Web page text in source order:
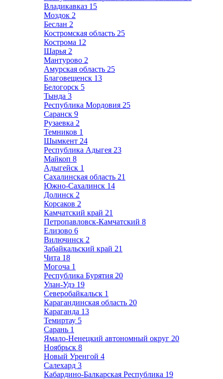
Владикавказ 15
Моздок 2
Беслан 2
Костромская область 25
Кострома 12
Шарья 2
Мантурово 2
Амурская область 25
Благовещенск 13
Белогорск 5
Тында 3
Республика Мордовия 25
Саранск 9
Рузаевка 2
Темников 1
Шымкент 24
Республика Адыгея 23
Майкоп 8
Адыгейск 1
Сахалинская область 21
Южно-Сахалинск 14
Долинск 2
Корсаков 2
Камчатский край 21
Петропавловск-Камчатский 8
Елизово 6
Вилючинск 2
Забайкальский край 21
Чита 18
Могоча 1
Республика Бурятия 20
Улан-Удэ 19
Северобайкальск 1
Карагандинская область 20
Караганда 13
Темиртау 5
Сарань 1
Ямало-Ненецкий автономный округ 20
Ноябрьск 8
Новый Уренгой 4
Салехард 3
Кабардино-Балкарская Республика 19